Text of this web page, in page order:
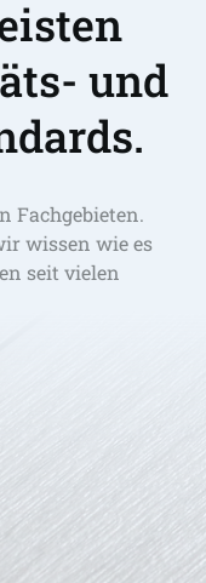
und
Fachgebieten.
wissen wie es
seit vielen